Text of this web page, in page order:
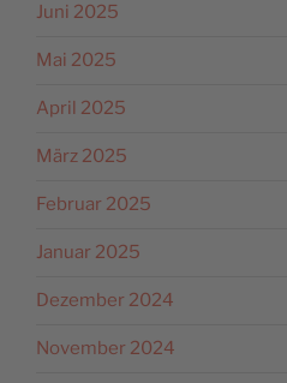
Juni 2025
Mai 2025
April 2025
März 2025
Februar 2025
Januar 2025
Dezember 2024
November 2024